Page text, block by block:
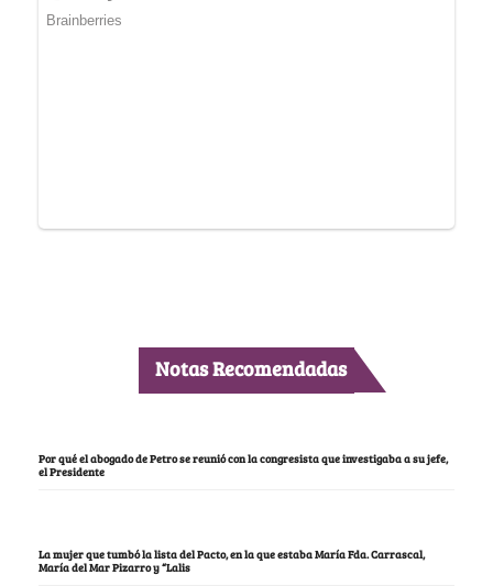
Notas Recomendadas
Por qué el abogado de Petro se reunió con la congresista que investigaba a su jefe,
el Presidente
La mujer que tumbó la lista del Pacto, en la que estaba María Fda. Carrascal,
María del Mar Pizarro y “Lalis